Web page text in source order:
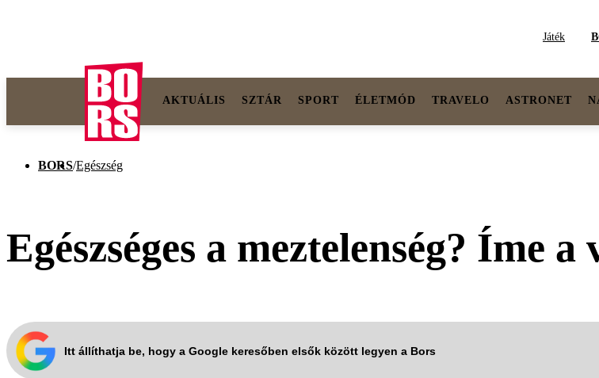
Játék
AKTUÁLIS SZTÁR SPORT ÉLETMÓD TRAVELO ASTRONET
BORS/Egészség
Egészséges a meztelenség? Íme a
Itt állíthatja be, hogy a Google keresőben elsők között legyen a Bors